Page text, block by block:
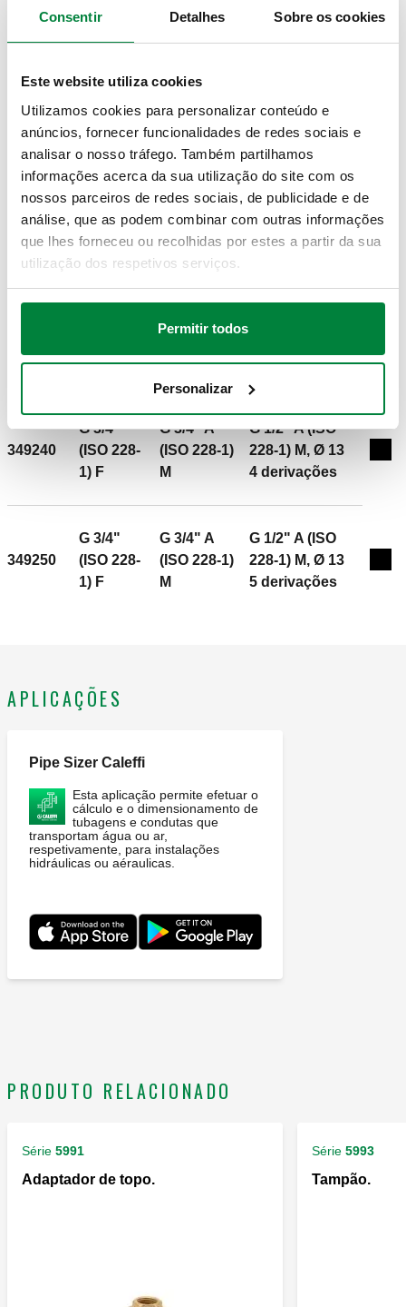
Consentir Detalhes Sobre os cookies
Este website utiliza cookies
Utilizamos cookies para personalizar conteúdo e
anúncios, fornecer funcionalidades de redes sociais e
analisar o nosso tráfego. Também partilhamos
informações acerca da sua utilização do site com os
nossos parceiros de redes sociais, de publicidade e de
análise, que as podem combinar com outras informações
que lhes forneceu ou recolhidas por estes a partir da sua
utilização dos respetivos serviços.
Permitir todos
Personalizar
Entre-eixo
Modelos 3D
Texto de proposta Mostrar Copiar
1: G 3/4" (ISO 228-1) F, Sede plana. Ligação 2: G 3/4" A
(ISO 228-1) M. Ligação derivação: G 1/2" A (ISO 228-1)
funcionamento: 10 bar. Campo de temperatura do
fluido: 10–110 °C. Entre-eixo derivações: 35 mm.
6fd4849385b7
Mostrar
349240
G 3/4"
(ISO 228-
1) F
G 3/4" A
(ISO 228-1)
M
G 1/2" A (ISO
228-1) M, Ø 13
4 derivações
349250
G 3/4"
(ISO 228-
1) F
G 3/4" A
(ISO 228-1)
M
G 1/2" A (ISO
228-1) M, Ø 13
5 derivações
APLICAÇÕES
Pipe Sizer Caleffi
Esta aplicação permite efetuar o
cálculo e o dimensionamento de
tubagens e condutas que
transportam água ou ar,
respetivamente, para instalações
hidráulicas ou aéraulicas.
PRODUTO RELACIONADO
Série 5991
Adaptador de topo.
Série 5993
Tampão.